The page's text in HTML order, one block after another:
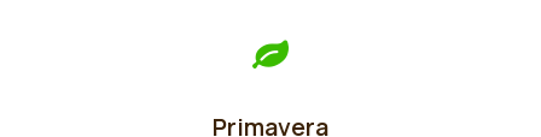
Primavera